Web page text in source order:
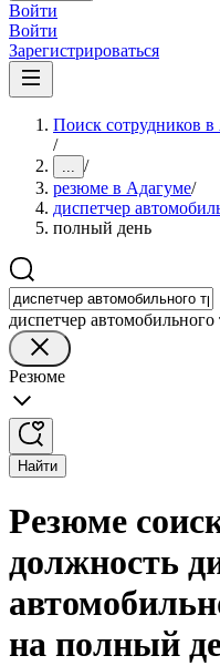
Войти
Войти
Зарегистрироваться
Поиск сотрудников
/
... /
резюме в Адагуме/
диспетчер
полный день
диспетчер автомобильного
Резюме
Найти
Резюме
должность
на полный